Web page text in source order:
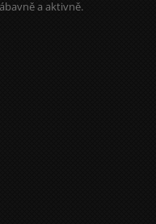
a aktivně.